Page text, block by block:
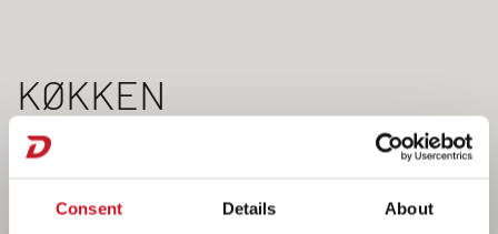
Consent Details About
KØKKEN